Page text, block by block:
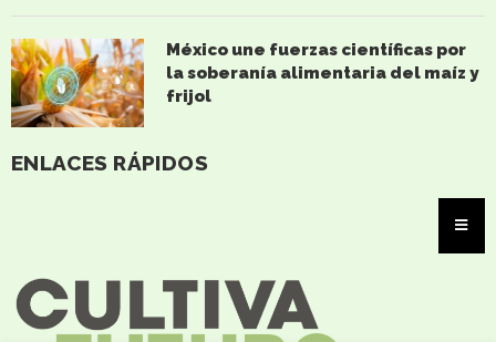
ENLACES RÁPIDOS
México une fuerzas científicas por
la soberanía alimentaria del maíz y
frijol